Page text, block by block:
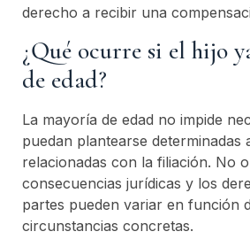
derecho a recibir una
¿Qué ocurre si el hijo
de edad?
La mayoría de edad no impide
puedan plantearse determinadas
relacionadas con la filiación. No
consecuencias jurídicas y los
partes pueden variar en función
circunstancias concretas.